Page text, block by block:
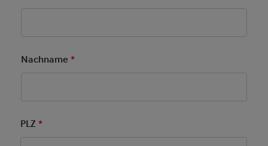
Nachname *Pflichtfeld
PLZ*